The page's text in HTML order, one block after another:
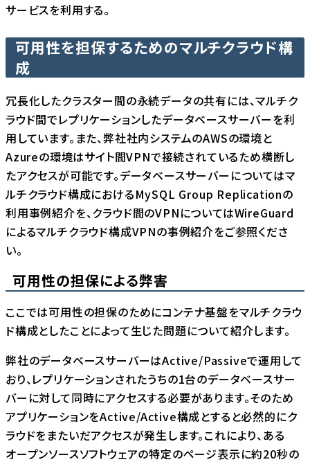
サービスを利用する。
可用性を担保するためのマルチクラウド構
成
冗長化したクラスター間の永続データの共有には、マルチク
ラウド間でレプリケーションしたデータベースサーバーを利
用しています。また、弊社社内システムのAWSの環境と
Azureの環境はサイト間VPNで接続されているため横断し
たアクセスが可能です。データベースサーバーについてはマ
ルチクラウド構成におけるMySQL Group Replicationの
利用事例紹介を、クラウド間のVPNについてはWireGuard
によるマルチクラウド構成VPNの事例紹介をご参照くださ
い。
可用性の担保による弊害
ここでは可用性の担保のためにコンテナ基盤をマルチクラウ
ド構成としたことによって生じた問題について紹介します。
弊社のデータベースサーバーはActive/Passiveで運用して
おり、レプリケーションされたうちの1台のデータベースサー
バーに対して同時にアクセスする必要があります。そのため
アプリケーションをActive/Active構成とすると必然的にク
ラウドをまたいだアクセスが発生します。これにより、ある
オープンソースソフトウェアの特定のページ表示に約20秒の